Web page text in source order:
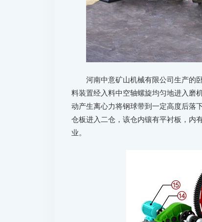
河南中意矿山机械有限公司生产的
料装置经入料中空轴螺旋均匀地进入磨
动产生离心力将钢球带到一定高度后落
仓板进入二仓，该仓内镶有平衬板，内
业。